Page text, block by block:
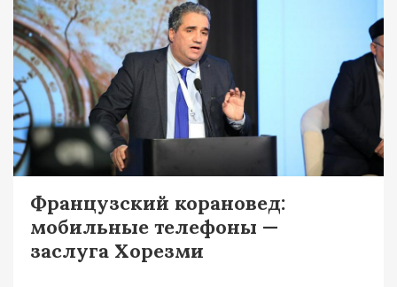
Французский корановед:
мобильные телефоны —
заслуга Хорезми